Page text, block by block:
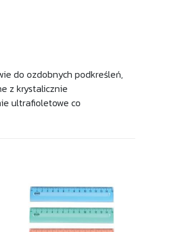
do ozdobnych podkreśleń,
z krystalicznie
ultrafioletowe co